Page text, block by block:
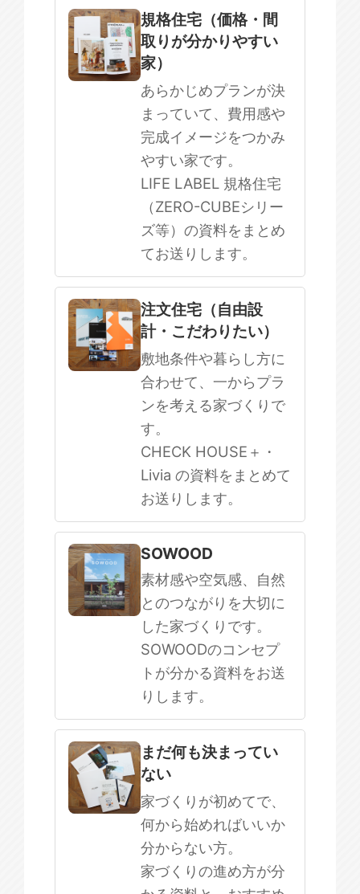
規格住宅
注文住宅
SOWOOD
まだ何も決まっていない
規格住宅（価格・間
取りが分かりやすい
家）
あらかじめプランが決
まっていて、費用感や
完成イメージをつかみ
やすい家です。
LIFE LABEL 規格住宅
（ZERO-CUBEシリー
ズ等）の資料をまとめ
てお送りします。
注文住宅（自由設
計・こだわりたい）
敷地条件や暮らし方に
合わせて、一からプラ
ンを考える家づくりで
す。
CHECK HOUSE＋・
Livia の資料をまとめて
お送りします。
SOWOOD
素材感や空気感、自然
とのつながりを大切に
した家づくりです。
SOWOODのコンセプ
トが分かる資料をお送
りします。
まだ何も決まってい
ない
家づくりが初めてで、
何から始めればいいか
分からない方。
家づくりの進め方が分